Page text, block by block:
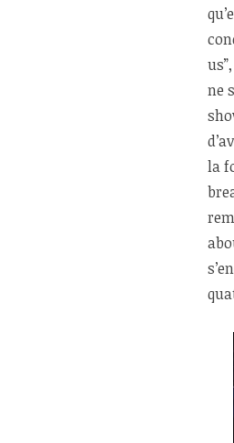
ne
la